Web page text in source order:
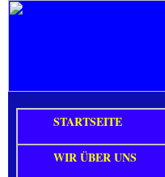
STARTSEITE
WIR ÜBER UNS